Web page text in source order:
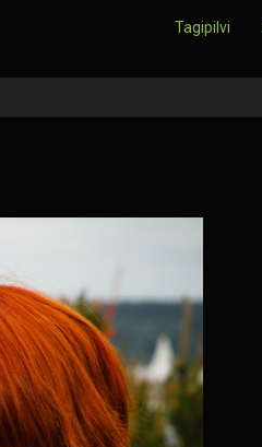
Tagipilvi